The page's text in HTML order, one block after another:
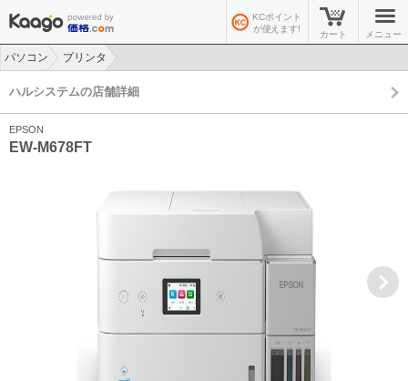
KCポイント
が使えます!
カート メニュー
パソコン
プリンタ
ハルシステムの店舗詳細
EPSON
EW-M678FT